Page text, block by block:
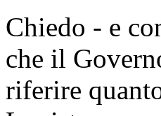
Chiedo - e
che il
riferire